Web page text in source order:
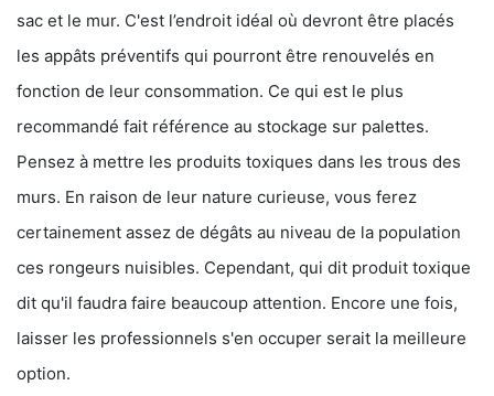
sac et le mur. C'est l’endroit idéal où devront être placés
les appâts préventifs qui pourront être renouvelés en
fonction de leur consommation. Ce qui est le plus
recommandé fait référence au stockage sur palettes.
Pensez à mettre les produits toxiques dans les trous des
murs. En raison de leur nature curieuse, vous ferez
certainement assez de dégâts au niveau de la population
ces rongeurs nuisibles. Cependant, qui dit produit toxique
dit qu'il faudra faire beaucoup attention. Encore une fois,
laisser les professionnels s'en occuper serait la meilleure
option.